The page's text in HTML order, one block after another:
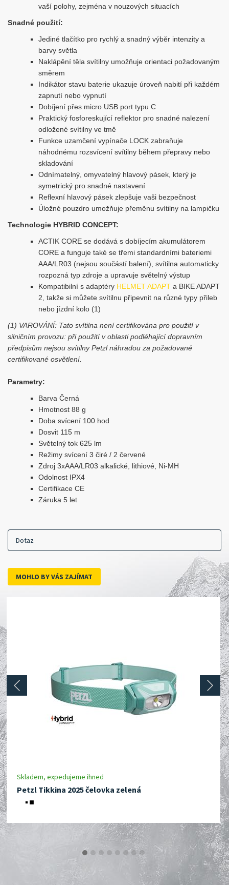
vaší polohy, zejména v nouzových situacích
Snadné použití:
Jediné tlačítko pro rychlý a snadný výběr intenzity a
barvy světla
Naklápění těla svítilny umožňuje orientaci požadovaným
směrem
Indikátor stavu baterie ukazuje úroveň nabití při každém
zapnutí nebo vypnutí
Dobíjení přes micro USB port typu C
Praktický fosforeskující reflektor pro snadné nalezení
odložené svítilny ve tmě
Funkce uzamčení vypínače LOCK zabraňuje
náhodnému rozsvícení svítilny během přepravy nebo
skladování
Odnímatelný, omyvatelný hlavový pásek, který je
symetrický pro snadné nastavení
Reflexní hlavový pásek zlepšuje vaši bezpečnost
Úložné pouzdro umožňuje přeměnu svítilny na lampičku
Technologie HYBRID CONCEPT:
ACTIK CORE se dodává s dobíjecím akumulátorem
CORE a funguje také se třemi standardními bateriemi
AAA/LR03 (nejsou součástí balení), svítilna automaticky
rozpozná typ zdroje a upravuje světelný výstup
Kompatibilní s adaptéry HELMET ADAPT a BIKE ADAPT
2, takže si můžete svítilnu připevnit na různé typy přileb
nebo jízdní kolo (1)
(1) VAROVÁNÍ: Tato svítilna není certifikována pro použití v
silničním provozu: při použití v oblasti podléhající dopravním
předpisům nejsou svítilny Petzl náhradou za požadované
certifikované osvětlení.
Parametry:
Barva Černá
Hmotnost 88 g
Doba svícení 100 hod
Dosvit 115 m
Světelný tok 625 lm
Režimy svícení 3 čiré / 2 červené
Zdroj 3xAAA/LR03 alkalické, lithiové, Ni-MH
Odolnost IPX4
Certifikace CE
Záruka 5 let
Dotaz
MOHLO BY VÁS ZAJÍMAT
Skladem, expedujeme ihned
Petzl Tikkina 2025 čelovka zelená
prev next